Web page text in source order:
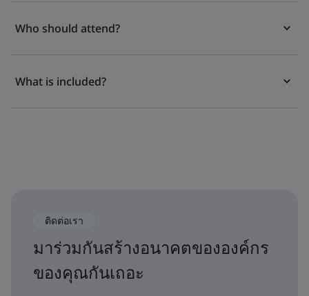
Who should attend?
What is included?
ติดต่อเรา
มาร่วมกันสร้างอนาคตขององค์กร
ของคุณกันเถอะ